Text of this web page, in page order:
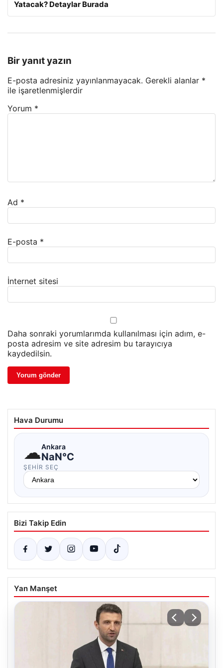
Yatacak? Detaylar Burada
Bir yanıt yazın
E-posta adresiniz yayınlanmayacak. Gerekli alanlar *
ile işaretlenmişlerdir
Yorum *
Ad *
E-posta *
İnternet sitesi
Daha sonraki yorumlarımda kullanılması için adım, e-
posta adresim ve site adresim bu tarayıcıya
kaydedilsin.
Hava Durumu
☁Ankara
NaN°C
ŞEHIR SEÇ
Bizi Takip Edin
Yan Manşet